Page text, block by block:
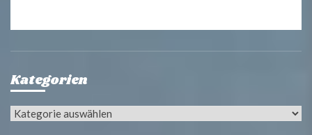
Kategorien
Kategorien